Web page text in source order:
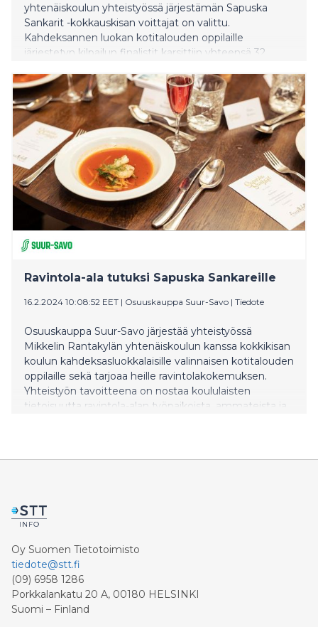
yhtenäiskoulun yhteistyössä järjestämän Sapuska
Sankarit -kokkauskisan voittajat on valittu.
Kahdeksannen luokan kotitalouden oppilaille
järjestetyn kilpailun finalistit karsittiin yhteensä 32
alku-, pää- ja jälkiruokasarjojen voittajat.
Ravintola-ala tutuksi Sapuska Sankareille
16.2.2024 10:08:52 EET | Osuuskauppa Suur-Savo | Tiedote
Osuuskauppa Suur-Savo järjestää yhteistyössä
Mikkelin Rantakylän yhtenäiskoulun kanssa kokkikisan
koulun kahdeksasluokkalaisille valinnaisen kotitalouden
oppilaille sekä tarjoaa heille ravintolakokemuksen.
Yhteistyön tavoitteena on nostaa koululaisten
tietoisuutta ravintola-alan työpaikoista, ammateista ja
Oy Suomen Tietotoimisto
tiedote@stt.fi
(09) 6958 1286
Porkkalankatu 20 A, 00180 HELSINKI
Suomi – Finland